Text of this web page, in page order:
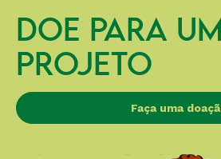
DOE PARA UM
PROJETO
Faça uma